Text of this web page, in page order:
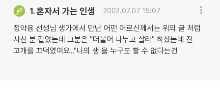
1.혼자서 가는 인생 2002.07.07 15:07
정약용 선생님 생가에서 만난 어떤 어르신께서는 위의 글 처럼
사신 분 같았는데 그분은 "더불어 나누고 살라" 하셨는데 전
고개를 끄덕였여요.."나의 생 을 누구도 할 수 없다는건